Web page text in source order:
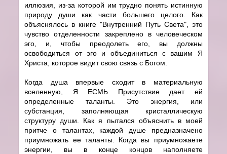
иллюзия, из-за которой им трудно понять истинную
природу души как части большего целого. Как
объяснялось в книге "Внутренний Путь Света", это
чувство отделенности закреплено в человеческом
эго, и, чтобы преодолеть его, вы должны
освободиться от эго и объединиться с вашим Я
Христа, которое видит свою связь с Богом.
Когда душа впервые сходит в материальную
вселенную, Я ЕСМЬ Присутствие дает ей
определенные таланты. Это энергия, или
субстанция, заполняющая кристаллическую
структуру души. Как я пытался объяснить в моей
притче о талантах, каждой душе предназначено
приумножать ее таланты. Когда вы приумножаете
энергии, вы в конце концов наполняете